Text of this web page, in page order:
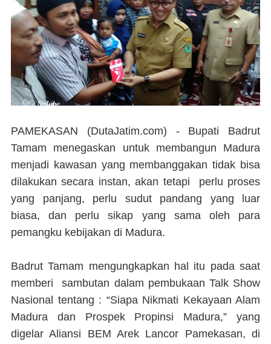
PAMEKASAN (DutaJatim.com) - Bupati Badrut
Tamam menegaskan untuk membangun Madura
menjadi kawasan yang membanggakan tidak bisa
dilakukan secara instan, akan tetapi perlu proses
yang panjang, perlu sudut pandang yang luar
biasa, dan perlu sikap yang sama oleh para
pemangku kebijakan di Madura.
Badrut Tamam mengungkapkan hal itu pada saat
memberi sambutan dalam pembukaan Talk Show
Nasional tentang : “Siapa Nikmati Kekayaan Alam
Madura dan Prospek Propinsi Madura,” yang
digelar Aliansi BEM Arek Lancor Pamekasan, di